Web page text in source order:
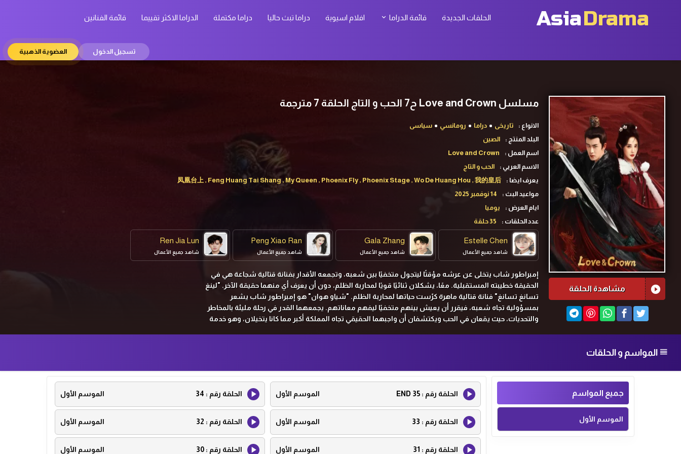
AsiaDrama الحلقات الجديدة قائمة الدراما افلام اسيوية دراما تبث حاليا دراما مكتملة الدراما الاكثر تقييما قائمة الفنانين
تسجيل الدخول العضوية الذهبية
مشاهدة الحلقة
مسلسل Love and Crown ح7 الحب و التاج الحلقة 7 مترجمة
الانواع : تاريخى دراما رومانسي
سياسى
البلد المنتج :
الصين
اسم العمل :
Love and Crown
الاسم العربي :
الحب و التاج
يعرف ايضا :
凤凰台上 , Feng Huang Tai Shang , My Queen , Phoenix Fly , Phoenix Stage , Wo De Huang Hou , 我的皇后
مواعيد البث :
14 نوفمبر 2025
ايام العرض :
يوميا
عدد الحلقات :
35 حلقة
Estelle Chen
شاهد جميع الأعمال
Gala Zhang
شاهد جميع الأعمال
Peng Xiao Ran
شاهد جميع الأعمال
Ren Jia Lun
شاهد جميع الأعمال
Wang Zhuo Cheng
شاهد جميع الأعمال
إمبراطور شاب يتخلى عن عرشه مؤقتًا ليتجول متخفيًا بين شعبه، وتجمعه الأقدار بفنانة قتالية شجاعة هي في
الحقيقة خطيبته المستقبلية. معًا، يشكلان ثنائيًا قويًا لمحاربة الظلم، دون أن يعرف أي منهما حقيقة الآخر. "لينغ
تسانغ تسانغ" فنانة قتالية ماهرة كرّست حياتها لمحاربة الظلم. "شياو هوان" هو إمبراطور شاب يشعر
بمسؤولية تجاه شعبه، فيقرر أن يعيش بينهم متخفيًا ليفهم معاناتهم. يجمعهما القدر في رحلة مليئة بالمخاطر
والتحديات، حيث يقعان في الحب ويكتشفان أن واجبهما الحقيقي تجاه المملكة أكبر مما كانا يتخيلان، وهو خدمة
المواسم و الحلقات
جميع المواسم
الموسم الأول
الحلقة رقم :35 END الموسم الأول الحلقة رقم : 34 الموسم الأول
الحلقة رقم : 33 الموسم الأول الحلقة رقم : 32 الموسم الأول
الحلقة رقم : 31 الموسم الأول الحلقة رقم : 30 الموسم الأول